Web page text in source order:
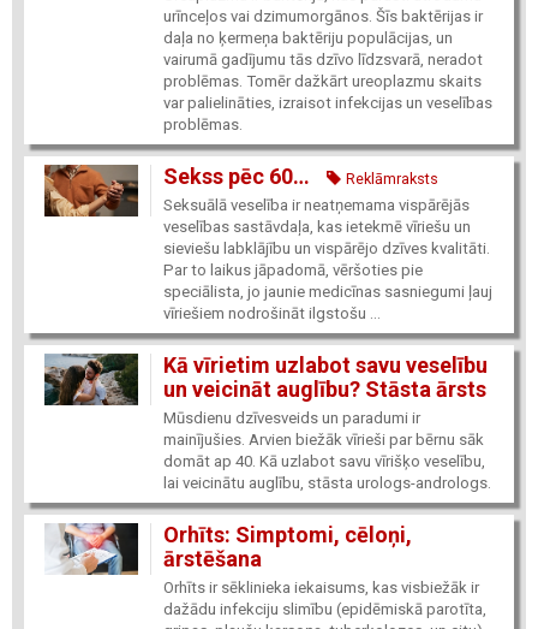
urīnceļos vai dzimumorgānos. Šīs baktērijas ir
daļa no ķermeņa baktēriju populācijas, un
vairumā gadījumu tās dzīvo līdzsvarā, neradot
problēmas. Tomēr dažkārt ureoplazmu skaits
var palielināties, izraisot infekcijas un veselības
problēmas.
Sekss pēc 60…
Reklāmraksts
Seksuālā veselība ir neatņemama vispārējās
veselības sastāvdaļa, kas ietekmē vīriešu un
sieviešu labklājību un vispārējo dzīves kvalitāti.
Par to laikus jāpadomā, vēršoties pie
speciālista, jo jaunie medicīnas sasniegumi ļauj
vīriešiem nodrošināt ilgstošu ...
Kā vīrietim uzlabot savu veselību
un veicināt auglību? Stāsta ārsts
Mūsdienu dzīvesveids un paradumi ir
mainījušies. Arvien biežāk vīrieši par bērnu sāk
domāt ap 40. Kā uzlabot savu vīrišķo veselību,
lai veicinātu auglību, stāsta urologs-andrologs.
Orhīts: Simptomi, cēloņi,
ārstēšana
Orhīts ir sēklinieka iekaisums, kas visbiežāk ir
dažādu infekciju slimību (epidēmiskā parotīta,